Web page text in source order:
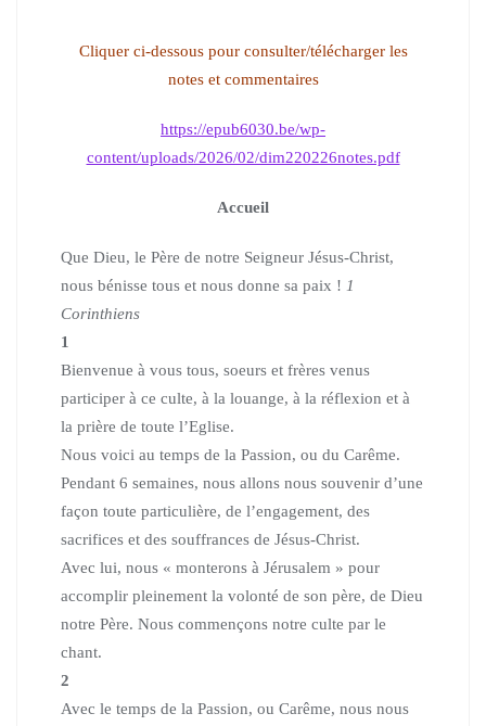
Cliquer ci-dessous pour consulter/télécharger les
notes et commentaires
https://epub6030.be/wp-
content/uploads/2026/02/dim220226notes.pdf
Accueil
Que Dieu, le Père de notre Seigneur Jésus-Christ,
nous bénisse tous et nous donne sa paix ! 1
Corinthiens
1
Bienvenue à vous tous, soeurs et frères venus
participer à ce culte, à la louange, à la réflexion et à
la prière de toute l’Eglise.
Nous voici au temps de la Passion, ou du Carême.
Pendant 6 semaines, nous allons nous souvenir d’une
façon toute particulière, de l’engagement, des
sacrifices et des souffrances de Jésus-Christ.
Avec lui, nous « monterons à Jérusalem » pour
accomplir pleinement la volonté de son père, de Dieu
notre Père. Nous commençons notre culte par le
chant.
2
Avec le temps de la Passion, ou Carême, nous nous